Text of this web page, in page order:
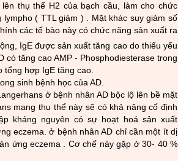
thụ thể H2 của bạch cầu, làm cho chức
( TTL giảm ) . Mặt khác suy giảm số
các tế bào này có chức năng sản xuất ra
IgE đ­ược sản xuất tăng cao do thiếu yếu
có tăng cao AMP - Phosphodiesterase trong
hợp IgE tăng cao.
sinh bệnh học của AD.
ở bệnh nhân AD bộc lộ lên bề mặt
mang thụ thể này sẽ có khả năng cố định
kháng nguyên có sự hoạt hoá sản xuất
eczema. ở bệnh nhân AD chỉ cần một ít dị
ứng eczema . Cơ chế này gặp ở 30- 40 %